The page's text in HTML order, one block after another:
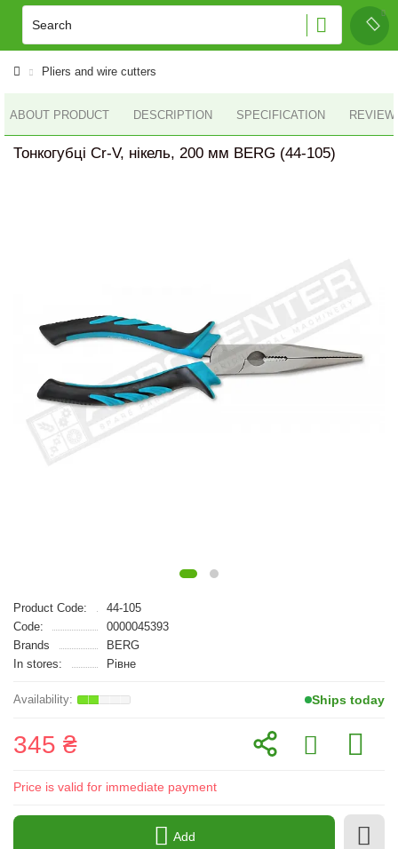
Pliers and wire cutters
ABOUT PRODUCT DESCRIPTION SPECIFICATION
Тонкогубці Cr-V, нікель, 200 мм BERG (44-105)
Product Code:
44-105
Code:
0000045393
Brands
BERG
In stores:
Рівне
Ships today
345 ₴
Price is valid for immediate payment
Add